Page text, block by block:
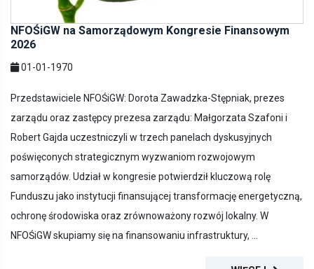
NFOŚiGW na Samorządowym Kongresie Finansowym
2026
01-01-1970
Przedstawiciele NFOŚiGW: Dorota Zawadzka-Stępniak, prezes
zarządu oraz zastępcy prezesa zarządu: Małgorzata Szafoni i
Robert Gajda uczestniczyli w trzech panelach dyskusyjnych
poświęconych strategicznym wyzwaniom rozwojowym
samorządów. Udział w kongresie potwierdził kluczową rolę
Funduszu jako instytucji finansującej transformację energetyczną,
ochronę środowiska oraz zrównoważony rozwój lokalny. W
NFOŚiGW skupiamy się na finansowaniu infrastruktury, ...